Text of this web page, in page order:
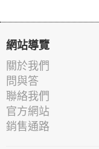
網站導覽
關於我們
問與答
聯絡我們
官方網站
銷售通路